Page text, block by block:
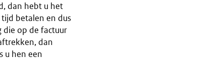
dan hebt u het
betalen en dus
op de factuur
dan
u hen een